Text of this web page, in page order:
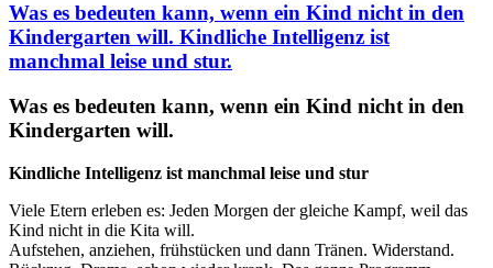
Was es bedeuten kann, wenn ein Kind nicht in den
Kindergarten will. Kindliche Intelligenz ist
manchmal leise und stur.
Was es bedeuten kann, wenn ein Kind nicht in den
Kindergarten will.
Kindliche Intelligenz ist manchmal leise und stur
Viele Etern erleben es: Jeden Morgen der gleiche Kampf, weil das
Kind nicht in die Kita will.
Aufstehen, anziehen, frühstücken und dann Tränen. Widerstand.